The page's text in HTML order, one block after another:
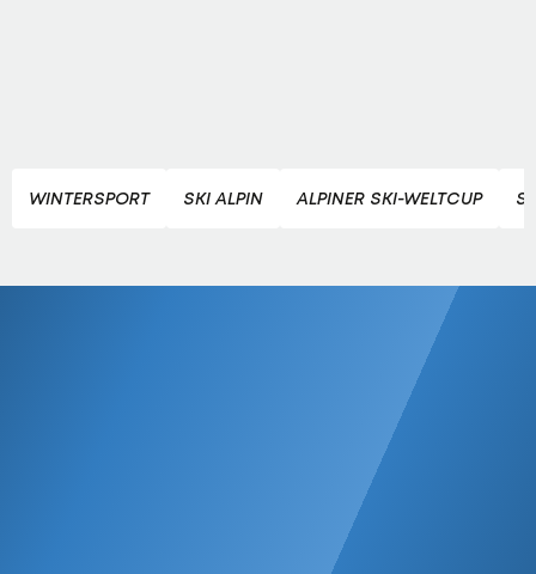
WINTERSPORT SKI ALPIN ALPINER SKI-WELTCUP